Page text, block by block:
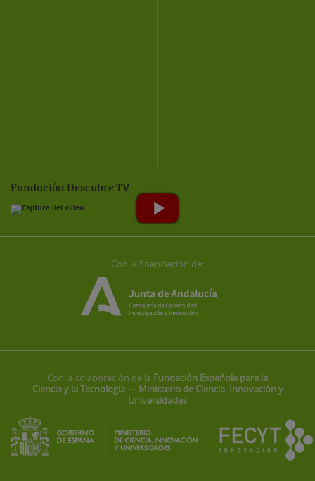
Fundación Descubre TV
Con la financiación de:
Con la colaboración de la Fundación Española para la
Ciencia y la Tecnología — Ministerio de Ciencia, Innovación y
Universidades